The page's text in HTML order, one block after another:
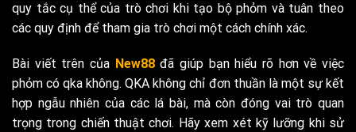
quy tắc cụ thể của trò chơi khi tạo bộ phỏm và tuân theo
các quy định để tham gia trò chơi một cách chính xác.
Bài viết trên của New88đã giúp bạn hiểu rõ hơn về việc
phỏm có qka không. QKA không chỉ đơn thuần là một sự kết
hợp ngẫu nhiên của các lá bài, mà còn đóng vai trò quan
trọng trong chiến thuật chơi. Hãy xem xét kỹ lưỡng khi sử